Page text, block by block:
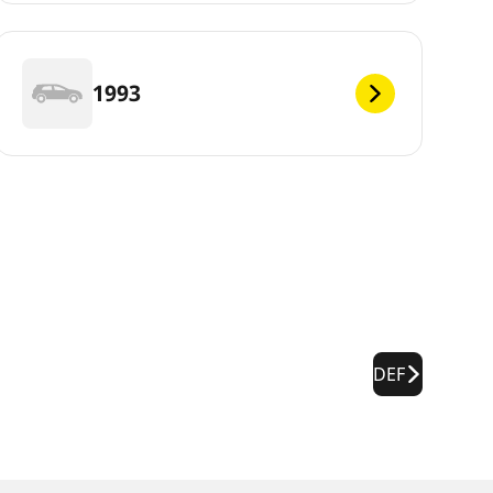
1993
DEF